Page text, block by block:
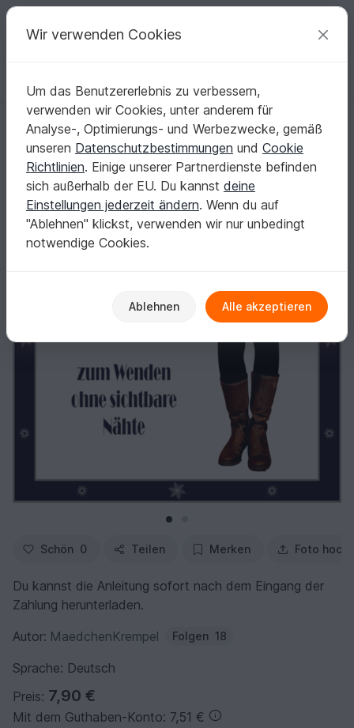
Deine kreativen Ideen
Deutsch | € (EUR) einloggen Kostenlos registrieren
Startseite Nähen Damen Röcke
Cacheur zum Wenden Größe 34 - 52 Nähanleitung Schnittmuster
Cacheur zum Wenden Größe 34 - 52
Nähanleitung Schnittmuster
Schön 0 Teilen Merken Foto
Du kannst die Anleitung sofort nach dem Eingang der
Zahlung herunterladen.
Autor: MaedchenKrempel Folgen 18
Sprache: Deutsch
Preis: 7,90 €
Mit dem Guthaben-Konto: 7,51 €
Wir verwenden Cookies
Um das Benutzererlebnis zu verbessern,
verwenden wir Cookies, unter anderem für
Analyse-, Optimierungs- und Werbezwecke, gemäß
unseren Datenschutzbestimmungen und Cookie
Richtlinien. Einige unserer Partnerdienste befinden
sich außerhalb der EU. Du kannst deine
Einstellungen jederzeit ändern. Wenn du auf
"Ablehnen" klickst, verwenden wir nur unbedingt
notwendige Cookies.
Ablehnen Alle akzeptieren